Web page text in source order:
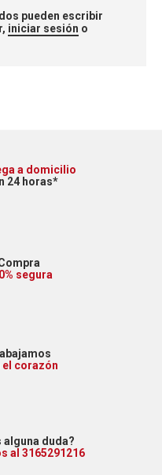
pueden escribir
iniciar sesión o
a domicilio
24 horas*
segura
el corazón
alguna duda?
al 3165291216